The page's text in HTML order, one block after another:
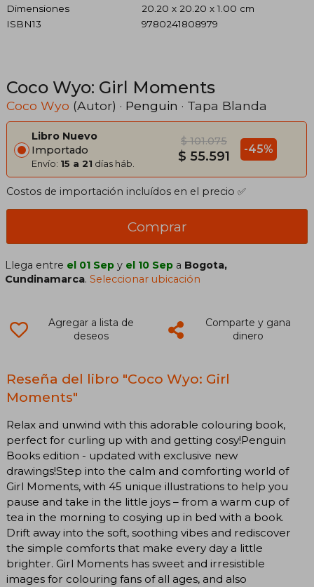
Dimensiones
20.20 x 20.20 x 1.00 cm
ISBN13
9780241808979
Coco Wyo: Girl Moments
Coco Wyo (Autor) · Penguin · Tapa Blanda
Libro Nuevo
Importado
Envío: 15 a 21 días háb.
$ 101.075
$ 55.591 -45%
Costos de importación incluídos en el precio ✅
Comprar
Llega entre el 01 Sep y el 10 Sep a Bogota,
Cundinamarca.Seleccionar ubicación
Agregar a lista de
deseos
Comparte y gana
dinero
Reseña del libro "Coco Wyo: Girl
Moments"
Relax and unwind with this adorable colouring book,
perfect for curling up with and getting cosy!Penguin
Books edition - updated with exclusive new
drawings!Step into the calm and comforting world of
Girl Moments, with 45 unique illustrations to help you
pause and take in the little joys – from a warm cup of
tea in the morning to cosying up in bed with a book.
Drift away into the soft, soothing vibes and rediscover
the simple comforts that make every day a little
brighter. Girl Moments has sweet and irresistible
images for colouring fans of all ages, and also